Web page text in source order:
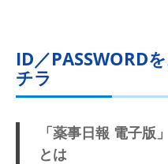
ID／PASSWORD
チラ
「薬事日報 電子版
とは